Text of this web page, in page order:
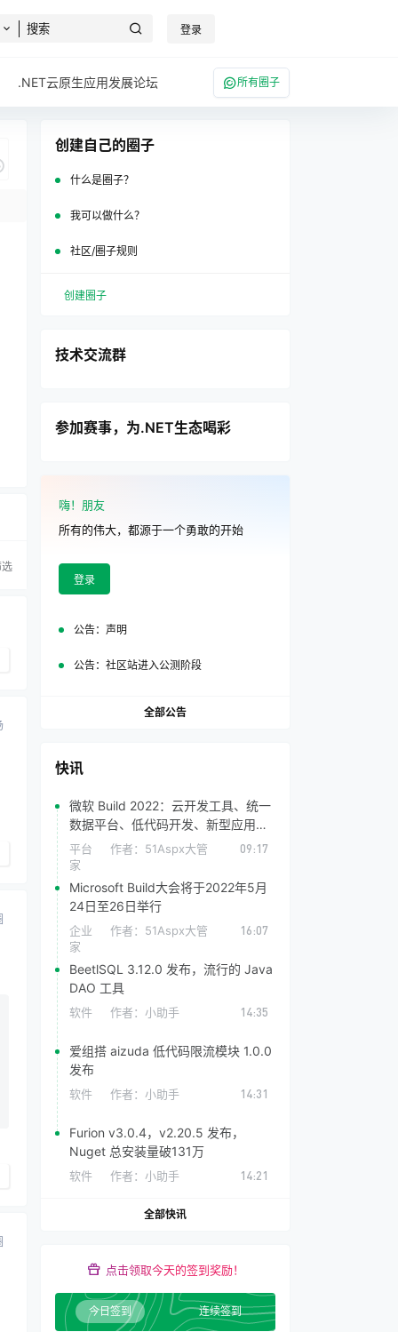
登录
.NET云原生应用发展论坛 所有圈子
创建自己的圈子
什么是圈子？
我可以做什么？
社区/圈子规则
创建圈子
技术交流群
参加赛事，为.NET生态喝彩
嗨！朋友
所有的伟大，都源于一个勇敢的开始
登录
公告： 声明
公告： 社区站进入公测阶段
全部公告
快讯
微软 Build 2022：云开发工具、统一
数据平台、低代码开发、新型应用商
店
平台 作者： 51Aspx大管
家
09:17
Microsoft Build大会将于2022年5月
24日至26日举行
企业 作者： 51Aspx大管
家
16:07
BeetlSQL 3.12.0 发布，流行的 Java
DAO 工具
软件 作者： 小助手 14:35
爱组搭 aizuda 低代码限流模块 1.0.0
发布
软件 作者： 小助手 14:31
Furion v3.0.4，v2.20.5 发布，
Nuget 总安装量破131万
软件 作者： 小助手 14:21
全部快讯
点击领取今天的签到奖励！
今日签到 连续签到